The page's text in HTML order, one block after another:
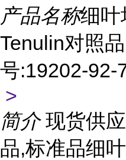
产品名称细叶
Tenulin对照
号:19202-92-
>
简介 现货供
品,标准品细